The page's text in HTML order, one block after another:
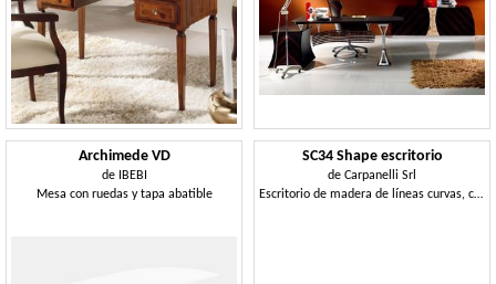
Archimede VD
de
IBEBI
Mesa con ruedas y tapa abatible
SC34 Shape escritorio
de Carpanelli Srl
Escritorio de madera de líneas curvas, con tapa de cuero.